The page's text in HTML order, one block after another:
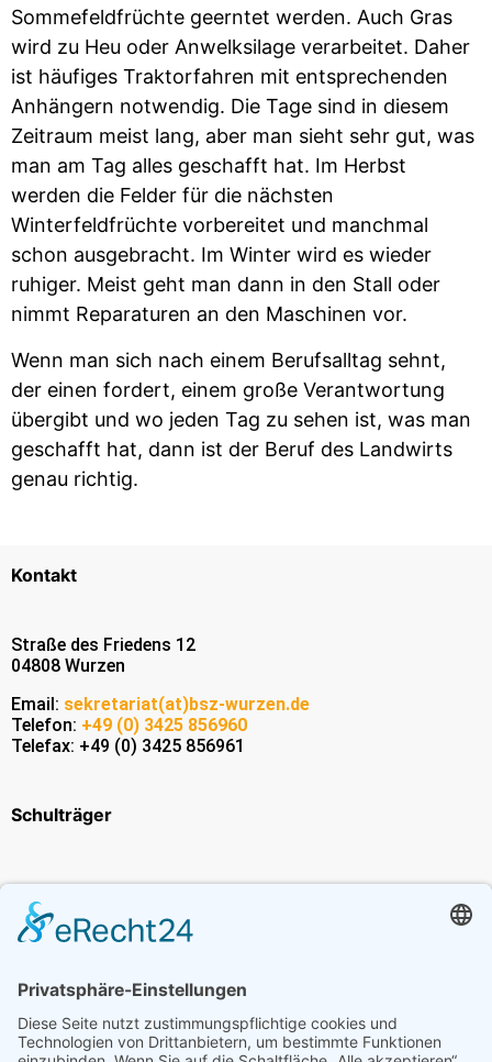
Sommefeldfrüchte geerntet werden. Auch Gras
wird zu Heu oder Anwelksilage verarbeitet. Daher
ist häufiges Traktorfahren mit entsprechenden
Anhängern notwendig. Die Tage sind in diesem
Zeitraum meist lang, aber man sieht sehr gut, was
man am Tag alles geschafft hat. Im Herbst
werden die Felder für die nächsten
Winterfeldfrüchte vorbereitet und manchmal
schon ausgebracht. Im Winter wird es wieder
ruhiger. Meist geht man dann in den Stall oder
nimmt Reparaturen an den Maschinen vor.
Wenn man sich nach einem Berufsalltag sehnt,
der einen fordert, einem große Verantwortung
übergibt und wo jeden Tag zu sehen ist, was man
geschafft hat, dann ist der Beruf des Landwirts
genau richtig.
Kontakt
Straße des Friedens 12
04808 Wurzen
Email: sekretariat(at)bsz-wurzen.de
Telefon: +49 (0) 3425 856960
Telefax: +49 (0) 3425 856961
Schulträger
Erasmus+
Bildungsangebot